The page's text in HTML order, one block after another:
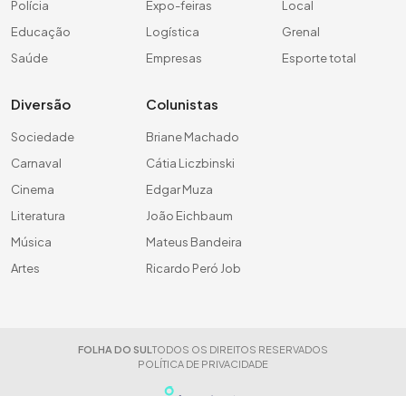
Polícia
Educação
Saúde
Expo-feiras
Logística
Empresas
Local
Grenal
Esporte total
Diversão
Sociedade
Carnaval
Cinema
Literatura
Música
Artes
Colunistas
Briane Machado
Cátia Liczbinski
Edgar Muza
João Eichbaum
Mateus Bandeira
Ricardo Peró Job
FOLHA DO SUL TODOS OS DIREITOS RESERVADOS
POLÍTICA DE PRIVACIDADE